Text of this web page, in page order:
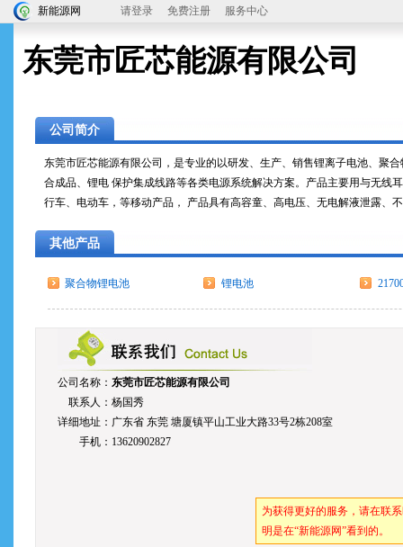
新能源网 请登录 免费注册 服务中心
东莞市匠芯能源有限公司
公司简介
东莞市匠芯能源有限公司，是专业的以研发、生产、销售锂离子电池、聚
合成品、锂电 保护集成线路等各类电源系统解决方案。产品主要用与无线
行车、电动车，等移动产品， 产品具有高容童、高电压、无电解液泄露、
其他产品
聚合物锂电池 锂电池
为获得更好的服务，请在联
明是在“新能源网”看到的。
公司名称： 东莞市匠芯能源有限公司
联系人：杨国秀
详细地址：广东省 东莞 塘厦镇平山工业大路33号2栋208室
手机：13620902827